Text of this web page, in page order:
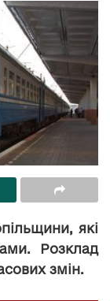
які
Розклад
змін.